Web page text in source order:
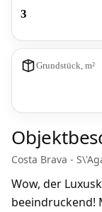
3
Grundstück, m²
Costa Brava -
Wow, der
beeindruckend!